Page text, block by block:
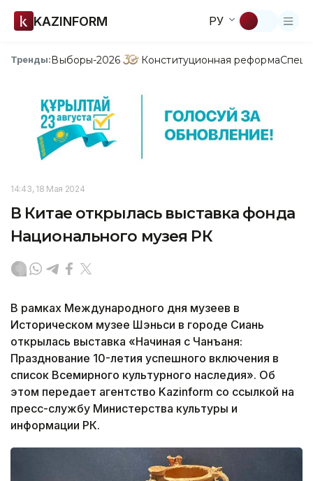
KAZINFORM РУ
Тренды:Выборы-2026 Конституционная реформа
14:43, 18 Мая 2024
В Китае открылась выставка фонда
Национального музея РК
В рамках Международного дня музеев в
Историческом музее Шэньси в городе Сиань
открылась выставка «Начиная с Чанъаня:
Празднование 10-летия успешного включения в
список Всемирного культурного наследия». Об
этом передает агентство Kazinform со ссылкой на
пресс-службу Министерства культуры и
информации РК.